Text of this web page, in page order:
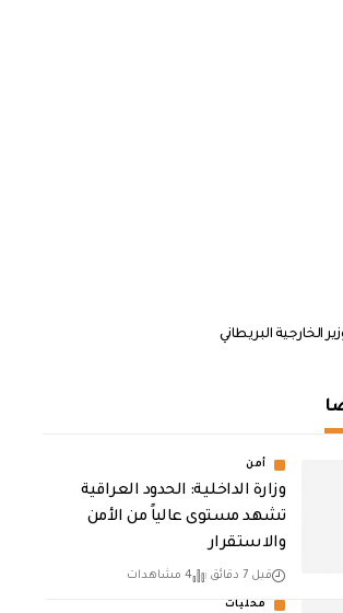
الخارجية البريطاني
أمن
وزارة الداخلية: الحدود العراقية
تشهد مستوى عالياً من الأمن
والاستقرار
قبل 7 دقائق 4 مشاهدات
محليات